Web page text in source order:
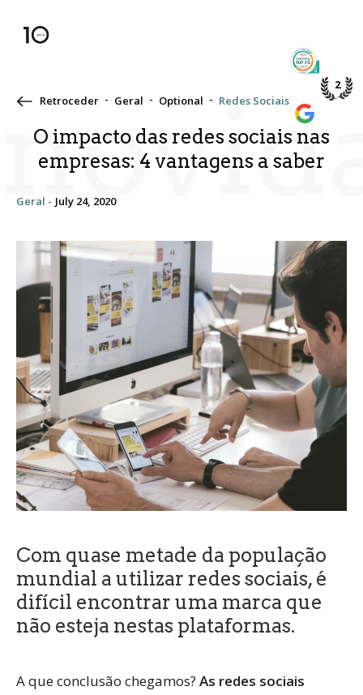
2
Retroceder Geral Optional Redes Sociais
O impacto das redes sociais nas
empresas: 4 vantagens a saber
Geral - July 24, 2020
Com quase metade da população
mundial a utilizar redes sociais, é
difícil encontrar uma marca que
não esteja nestas plataformas.
A que conclusão chegamos? As redes sociais